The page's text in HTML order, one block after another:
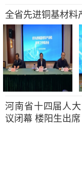
全省先进铜基材料
河南省十四届人
议闭幕 楼阳生出席